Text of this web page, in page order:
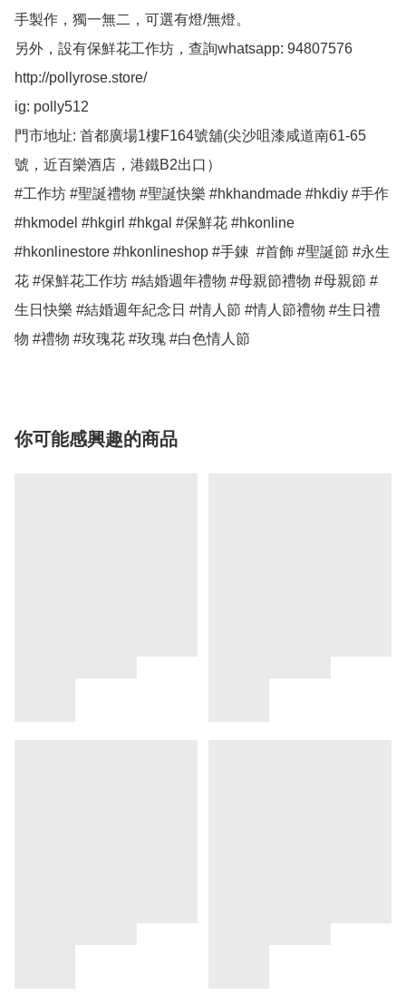
手製作，獨一無二，可選有燈/無燈。
另外，設有保鮮花工作坊，查詢whatsapp: 94807576
http://pollyrose.store/
ig: polly512
門市地址: 首都廣場1樓F164號舖(尖沙咀漆咸道南61-65
號，近百樂酒店，港鐵B2出口）
#工作坊 #聖誕禮物 #聖誕快樂 #hkhandmade #hkdiy #手作
#hkmodel #hkgirl #hkgal #保鮮花 #hkonline
#hkonlinestore #hkonlineshop #手錬  #首飾 #聖誕節 #永生
花 #保鮮花工作坊 #結婚週年禮物 #母親節禮物 #母親節 #
生日快樂 #結婚週年紀念日 #情人節 #情人節禮物 #生日禮
物 #禮物 #玫瑰花 #玫瑰 #白色情人節
你可能感興趣的商品